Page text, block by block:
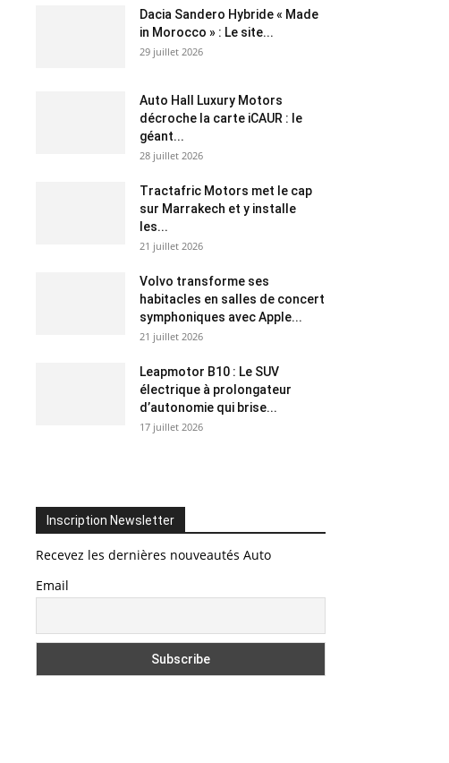
Dacia Sandero Hybride « Made
in Morocco » : Le site...
29 juillet 2026
Auto Hall Luxury Motors
décroche la carte iCAUR : le
géant...
28 juillet 2026
Tractafric Motors met le cap
sur Marrakech et y installe
les...
21 juillet 2026
Volvo transforme ses
habitacles en salles de concert
symphoniques avec Apple...
21 juillet 2026
Leapmotor B10 : Le SUV
électrique à prolongateur
d’autonomie qui brise...
17 juillet 2026
Inscription Newsletter
Recevez les dernières nouveautés Auto
Email